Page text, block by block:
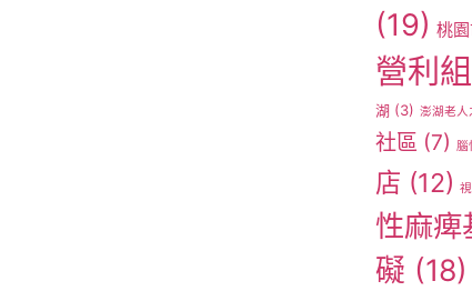
(19) 桃
營利
湖 (3) 澎湖老人
社區 (7) 腦
店 (12)
性麻痺
礙 (18)